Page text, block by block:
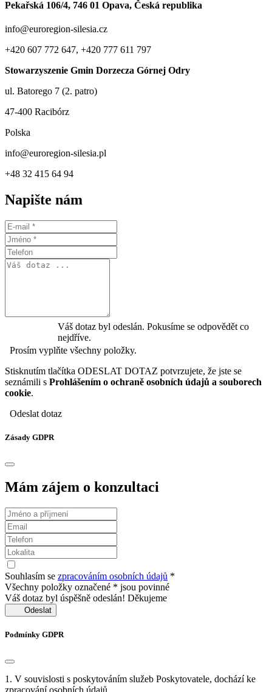
Pekařská 106/4, 746 01 Opava, Česká republika
info@euroregion-silesia.cz
+420 607 772 647, +420 777 611 797
Stowarzyszenie Gmin Dorzecza Górnej Odry
ul. Batorego 7 (2. patro)
47-400 Racibórz
Polska
info@euroregion-silesia.pl
+48 32 415 64 94
Napište nám
Váš dotaz byl odeslán. Pokusíme se odpovědět co
nejdříve.
Prosím vyplňte všechny položky.
Stisknutím tlačítka ODESLAT DOTAZ potvrzujete, že jste se
seznámili s Prohlášením o ochraně osobních údajů a souborech
cookie.
Odeslat dotaz
Zásady GDPR
Mám zájem o konzultaci
Souhlasím se zpracováním osobních údajů *
Všechny položky označené * jsou povinné
Váš dotaz byl úspěšně odeslán! Děkujeme
Odeslat
Podmínky GDPR
1. V souvislosti s poskytováním služeb Poskytovatele, dochází ke
zpracování osobních údajů.